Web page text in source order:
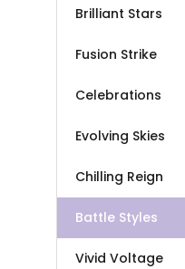
Brilliant Stars
Fusion Strike
Celebrations
Evolving Skies
Chilling Reign
Battle Styles
Vivid Voltage